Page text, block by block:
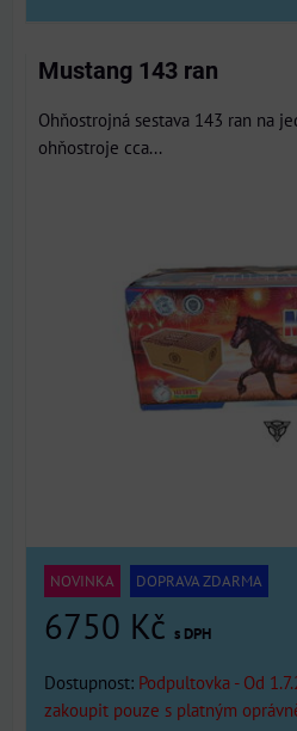
Mustang 143 ran
Ohňostrojná sestava 143 ran na
ohňostroje cca...
NOVINKA DOPRAVA ZDARMA
6750 Kč s DPH
Dostupnost: Podpultovka - Od
zakoupit pouze s platným